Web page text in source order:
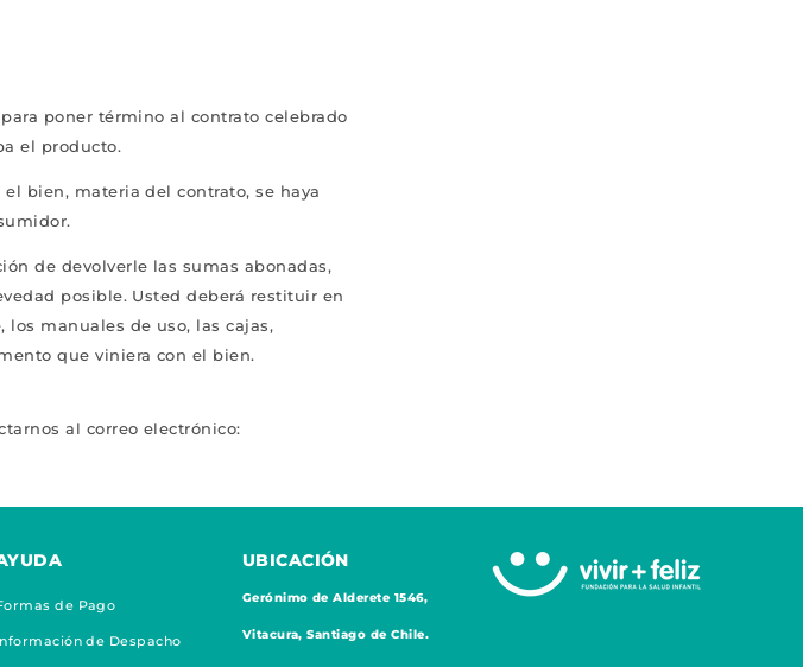
poner término al contrato celebrado
el producto.
bien, materia del contrato, se haya
de devolverle las sumas abonadas,
posible. Usted deberá restituir en
manuales de uso, las cajas,
que viniera con el bien.
al correo electrónico:
de Pago
de Despacho
UBICACIÓN
Gerónimo de Alderete 1546,
Vitacura, Santiago de Chile.